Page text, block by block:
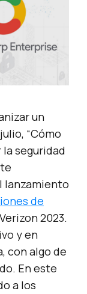
un
“Cómo
seguridad
lanzamiento
de
2023.
y en
con algo de
En este
a los